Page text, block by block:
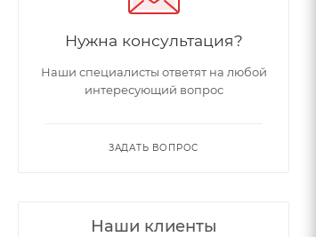
Нужна консультация?
Наши специалисты ответят на любой
интересующий вопрос
ЗАДАТЬ ВОПРОС
Наши клиенты